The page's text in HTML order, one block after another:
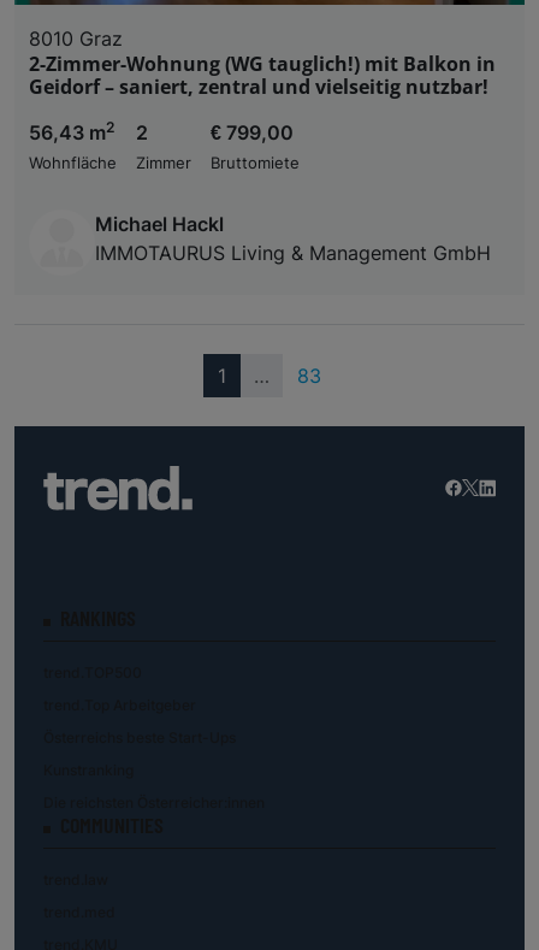
8010 Graz
2-Zimmer-Wohnung (WG tauglich!) mit Balkon in
Geidorf – saniert, zentral und vielseitig nutzbar!
56,43 m2
Wohnfläche
2
Zimmer
€ 799,00
Bruttomiete
Michael Hackl
IMMOTAURUS Living & Management GmbH
1 (current)
… 83